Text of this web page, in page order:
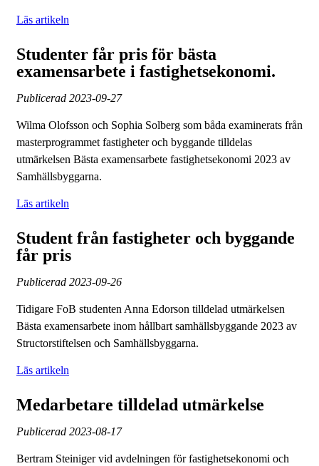
Läs artikeln
Studenter får pris för bästa
examensarbete i fastighetsekonomi.
Publicerad 2023-09-27
Wilma Olofsson och Sophia Solberg som båda examinerats från
masterprogrammet fastigheter och byggande tilldelas
utmärkelsen Bästa examensarbete fastighetsekonomi 2023 av
Samhällsbyggarna.
Läs artikeln
Student från fastigheter och byggande
får pris
Publicerad 2023-09-26
Tidigare FoB studenten Anna Edorson tilldelad utmärkelsen
Bästa examensarbete inom hållbart samhällsbyggande 2023 av
Structorstiftelsen och Samhällsbyggarna.
Läs artikeln
Medarbetare tilldelad utmärkelse
Publicerad 2023-08-17
Bertram Steiniger vid avdelningen för fastighetsekonomi och